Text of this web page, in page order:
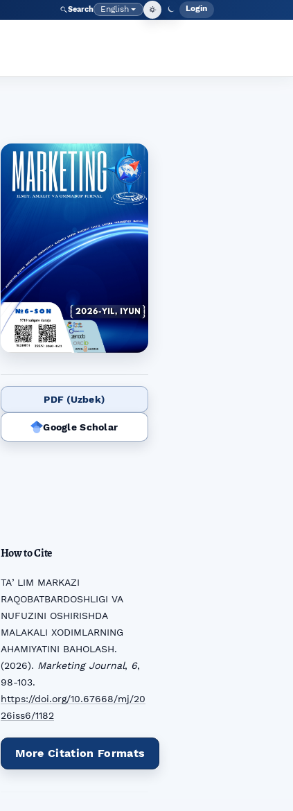
Search Language
English Admin
Login
PDF (Uzbek)
Google Scholar
How to Cite
TAʼLIM MARKAZI
RAQOBATBARDOSHLIGI VA
NUFUZINI OSHIRISHDA
MALAKALI XODIMLARNING
AHAMIYATINI BAHOLASH.
(2026). Marketing Journal, 6,
98-103.
https://doi.org/10.67668/mj/20
26iss6/1182
More Citation Formats